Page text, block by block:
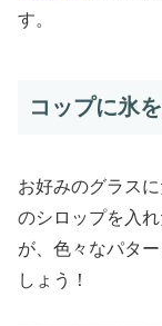
す。
コップに氷
お好みのグラス
のシロップを入
が、色々なパタ
しょう！